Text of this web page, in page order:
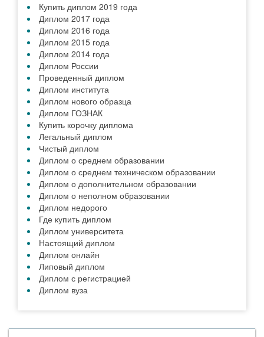
Купить диплом 2019 года
Диплом 2017 года
Диплом 2016 года
Диплом 2015 года
Диплом 2014 года
Диплом России
Проведенный диплом
Диплом института
Диплом нового образца
Диплом ГОЗНАК
Купить корочку диплома
Легальный диплом
Чистый диплом
Диплом о среднем образовании
Диплом о среднем техническом образовании
Диплом о дополнительном образовании
Диплом о неполном образовании
Диплом недорого
Где купить диплом
Диплом университета
Настоящий диплом
Диплом онлайн
Липовый диплом
Диплом с регистрацией
Диплом вуза